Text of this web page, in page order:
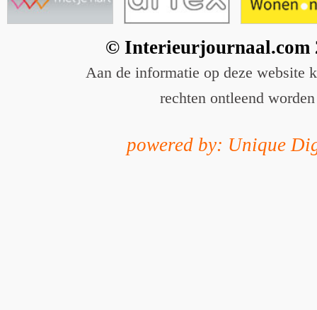
© Interieurjournaal.com
Aan de informatie op deze website
rechten ontleend worden
powered by: Unique